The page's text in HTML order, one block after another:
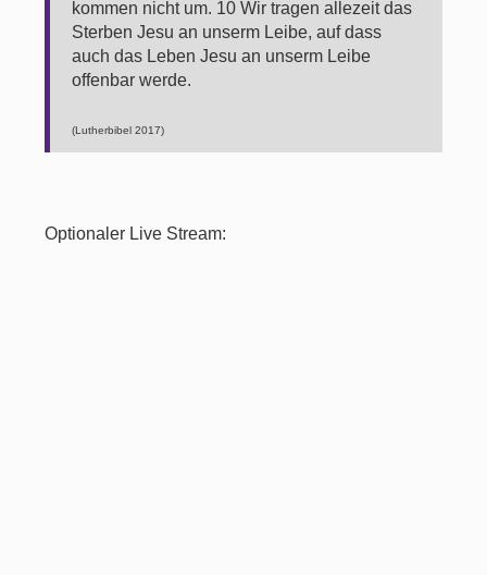
kommen nicht um. 10 Wir tragen allezeit das
Sterben Jesu an unserm Leibe, auf dass
auch das Leben Jesu an unserm Leibe
offenbar werde.
(Lutherbibel 2017)
Optionaler Live Stream: